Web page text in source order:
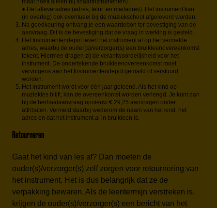
maat hoeft alleen bij snaarinstrumenten).
● Het afleveradres (adres, telnr. en mailadres). Het instrument kan
(in overleg) ook eventueel bij de muziekschool afgeleverd worden.
Na goedkeuring ontvang je een waardebon ter bevestiging van de
aanvraag. Dit is de bevestiging dat de vraag in werking is gesteld.
Het Instrumentendepot levert het instrument af op het vermelde
adres, waarbij de ouder(s)/verzorger(s) een bruikleenovereenkomst
tekent. Hiermee dragen zij de verantwoordelijkheid voor het
instrument. De ondertekende bruikleenovereenkomst moet
vervolgens aan het Instrumentendepot gemaild of verstuurd
worden.
Het instrument wordt voor één jaar geleend. Als het kind op
muziekles blijft, kan de overeenkomst worden verlengd. Je kunt dan
bij de herhaalaanvraag opnieuw € 29,25 aanvragen onder
attributen. Vermeld daarbij wederom de naam van het kind, het
adres en dat het instrument al in bruikleen is.
Retourneren
Gaat het kind van les af? Dan moeten de
ouder(s)/verzorger(s) zelf zorgen voor retournering van
het instrument. Het is dus belangrijk dat ze de
verpakking bewaren. Als de leentermijn verstreken is,
krijgen de ouder(s)/verzorger(s) een bericht van het